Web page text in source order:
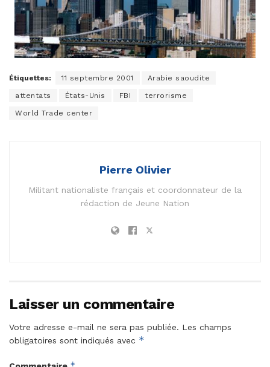
Étiquettes: 11 septembre 2001 Arabie saoudite
attentats États-Unis FBI terrorisme
World Trade center
Pierre Olivier
Militant nationaliste français et coordonnateur de la
rédaction de Jeune Nation
Laisser un commentaire
Votre adresse e-mail ne sera pas publiée. Les champs
obligatoires sont indiqués avec *